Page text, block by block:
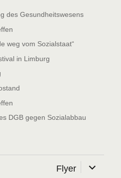
des Gesundheitswesens
weg vom Sozialstaat“
in Limburg
DGB gegen Sozialabbau
Flyer öffnen